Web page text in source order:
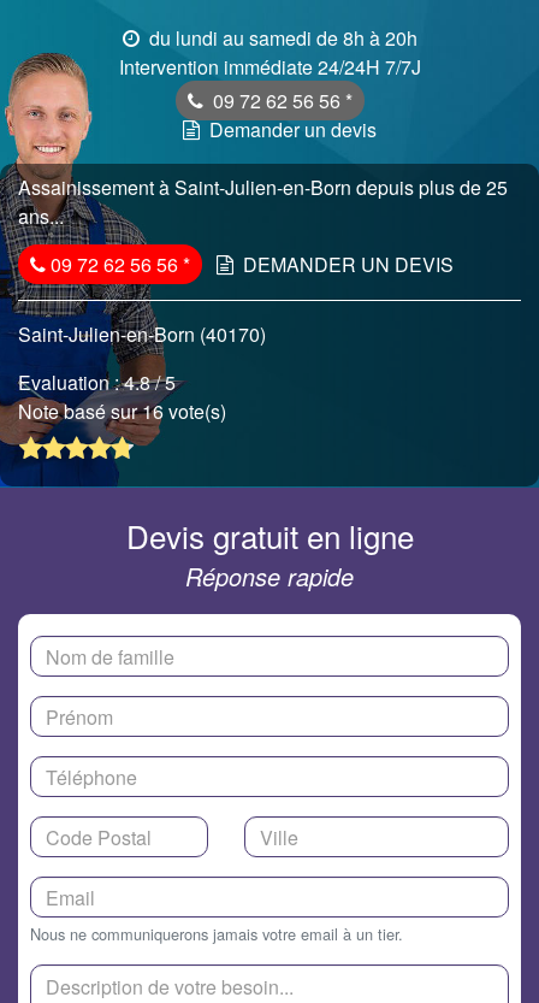
du lundi au samedi de 8h à 20h
Intervention immédiate 24/24H 7/7J
09 72 62 56 56 *
Demander un devis
Assainissement à Saint-Julien-en-Born depuis plus de 25
ans...
09 72 62 56 56* DEMANDER UN DEVIS
Saint-Julien-en-Born (40170)
Evaluation :4.8/ 5
Note basé sur 16 vote(s)
Devis gratuit en ligne
Réponse rapide
Nous ne communiquerons jamais votre email à un tier.